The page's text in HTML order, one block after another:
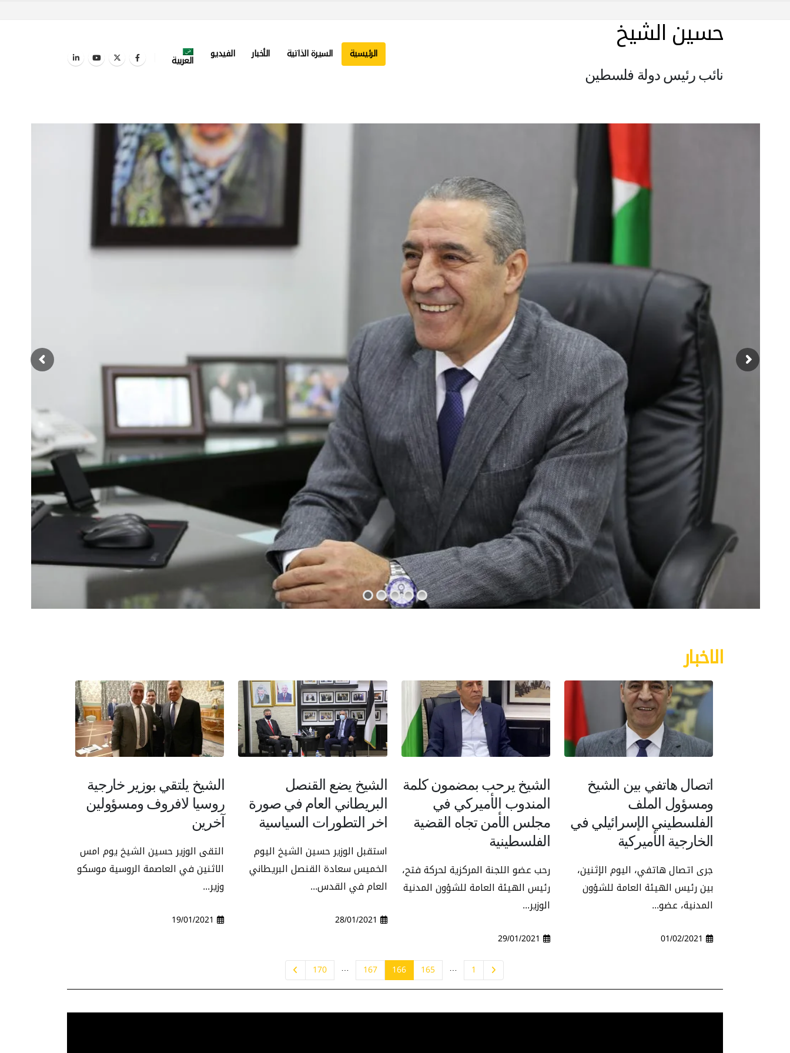
حسين الشيخ
نائب رئيس دولة فلسطين
الرئيسية السيرة الذاتية الأخبار الفيديو العربية
الاخبار
اتصال هاتفي بين الشيخ
ومسؤول الملف
الفلسطيني الإسرائيلي في
الخارجية الأميركية
جرى اتصال هاتفي، اليوم الإثنين،
بين رئيس الهيئة العامة للشؤون
المدنية، عضو...
الشيخ يرحب بمضمون كلمة
المندوب الأميركي في
مجلس الأمن تجاه القضية
الفلسطينية
رحب عضو اللجنة المركزية لحركة فتح،
رئيس الهيئة العامة للشؤون المدنية
الوزير...
الشيخ يضع القنصل
البريطاني العام في صورة
اخر التطورات السياسية
استقبل الوزير حسين الشيخ اليوم
الخميس سعادة القنصل البريطاني
العام في القدس...
الشيخ يلتقي بوزير خارجية
روسيا لافروف ومسؤولين
آخرين
التقى الوزير حسين الشيخ يوم امس
الاثنين في العاصمة الروسية موسكو
وزير...
19/01/2021
1
…
165
166
167
…
170